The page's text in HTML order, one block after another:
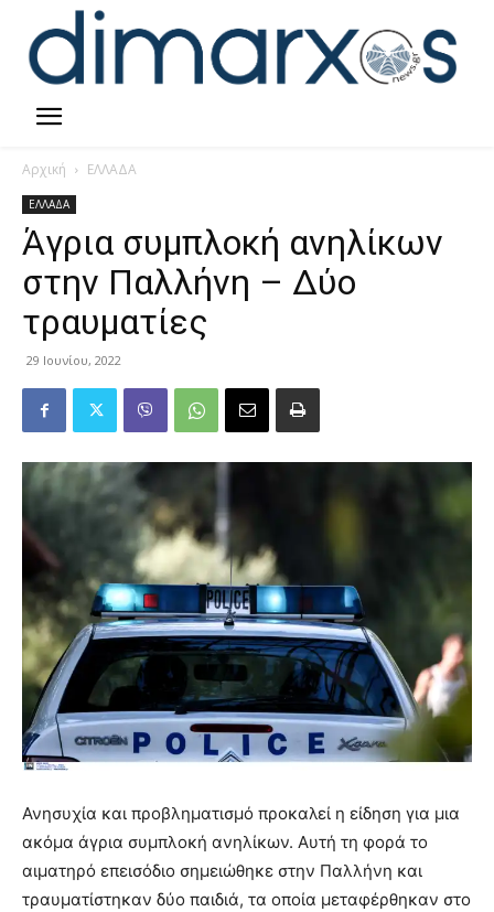
Αρχική ΕΛΛΑΔΑ
ΕΛΛΑΔΑ
Άγρια συμπλοκή ανηλίκων
στην Παλλήνη – Δύο
τραυματίες
29 Ιουνίου, 2022
Ανησυχία και προβληματισμό προκαλεί η είδηση για μια
ακόμα άγρια συμπλοκή ανηλίκων. Αυτή τη φορά το
αιματηρό επεισόδιο σημειώθηκε στην Παλλήνη και
τραυματίστηκαν δύο παιδιά, τα οποία μεταφέρθηκαν στο